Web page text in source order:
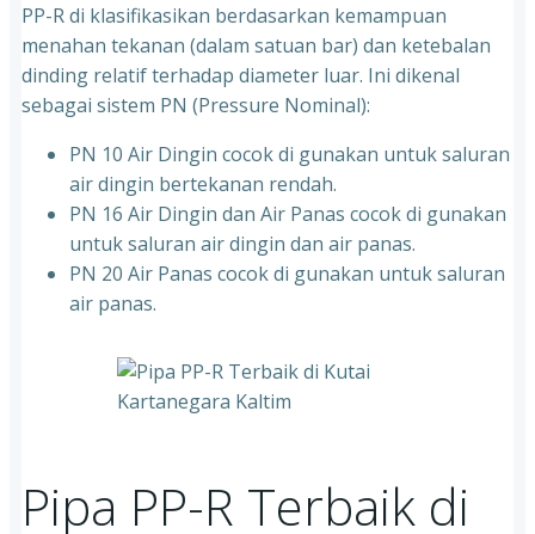
PP-R di klasifikasikan berdasarkan kemampuan
menahan tekanan (dalam satuan bar) dan ketebalan
dinding relatif terhadap diameter luar. Ini dikenal
sebagai sistem PN (Pressure Nominal):
PN 10 Air Dingin cocok di gunakan untuk saluran
air dingin bertekanan rendah.
PN 16 Air Dingin dan Air Panas cocok di gunakan
untuk saluran air dingin dan air panas.
PN 20 Air Panas cocok di gunakan untuk saluran
air panas.
Pipa PP-R Terbaik di